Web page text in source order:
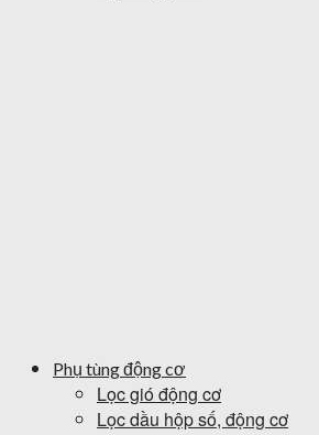
Phụ tùng động cơ
Lọc gió động cơ
Lọc dầu hộp số, động cơ